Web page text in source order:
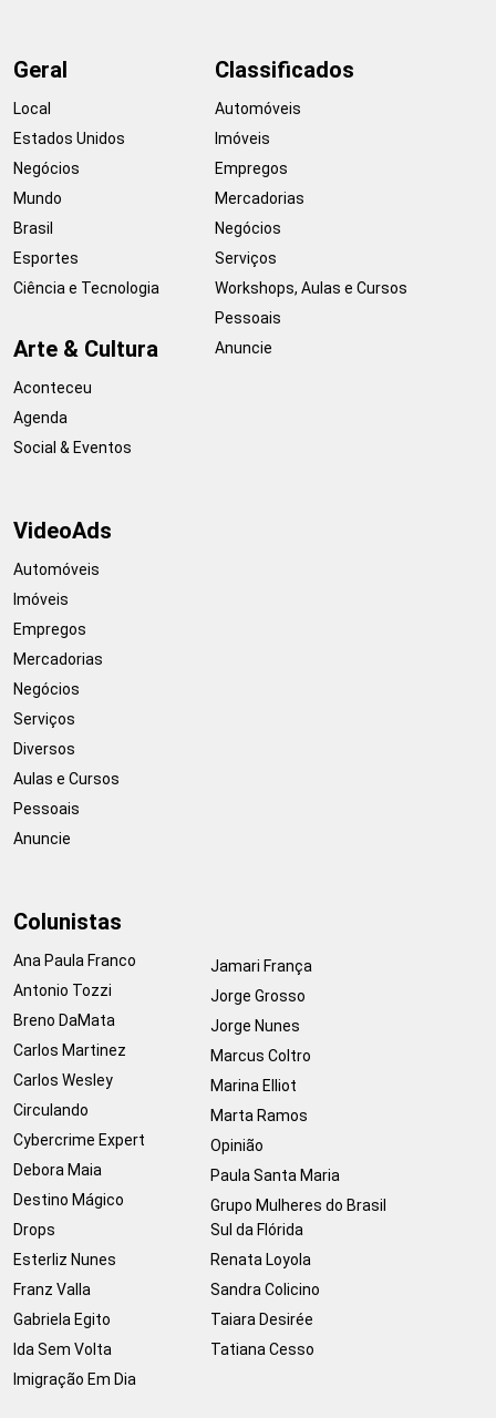
Geral
Local
Estados Unidos
Negócios
Mundo
Brasil
Esportes
Ciência e Tecnologia
Arte & Cultura
Aconteceu
Agenda
Social & Eventos
Classificados
Automóveis
Imóveis
Empregos
Mercadorias
Negócios
Serviços
Workshops, Aulas e Cursos
Pessoais
Anuncie
VideoAds
Automóveis
Imóveis
Empregos
Mercadorias
Negócios
Serviços
Diversos
Aulas e Cursos
Pessoais
Anuncie
Colunistas
Ana Paula Franco
Antonio Tozzi
Breno DaMata
Carlos Martinez
Carlos Wesley
Circulando
Cybercrime Expert
Debora Maia
Destino Mágico
Drops
Esterliz Nunes
Franz Valla
Gabriela Egito
Ida Sem Volta
Imigração Em Dia
Jamari França
Jorge Grosso
Jorge Nunes
Marcus Coltro
Marina Elliot
Marta Ramos
Opinião
Paula Santa Maria
Grupo Mulheres do Brasil
Sul da Flórida
Renata Loyola
Sandra Colicino
Taiara Desirée
Tatiana Cesso